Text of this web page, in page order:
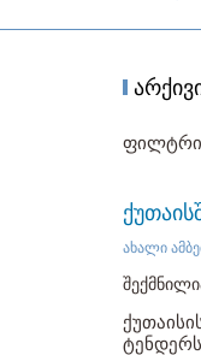
ფილტრი
ახალი
ტენდერს